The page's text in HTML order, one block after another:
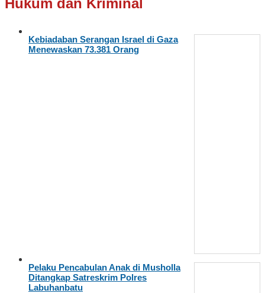
Kebiadaban Serangan Israel di Gaza
Menewaskan 73.381 Orang
Pelaku Pencabulan Anak di Musholla
Ditangkap Satreskrim Polres
Labuhanbatu